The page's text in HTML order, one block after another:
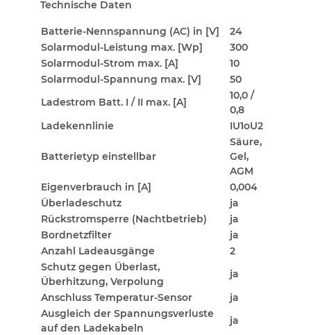
Technische Daten
Batterie-Nennspannung (AC) in [V]
24
Solarmodul-Leistung max. [Wp]
300
Solarmodul-Strom max. [A]
10
Solarmodul-Spannung max. [V]
50
Ladestrom Batt. I / II max. [A]
10,0 /
0,8
Ladekennlinie
IU1oU2
Batterietyp einstellbar
Säure,
Gel,
AGM
Eigenverbrauch in [A]
0,004
Überladeschutz
ja
Rückstromsperre (Nachtbetrieb)
ja
Bordnetzfilter
ja
Anzahl Ladeausgänge
2
Schutz gegen Überlast,
Überhitzung, Verpolung
ja
Anschluss Temperatur-Sensor
ja
Ausgleich der Spannungsverluste
auf den Ladekabeln
ja